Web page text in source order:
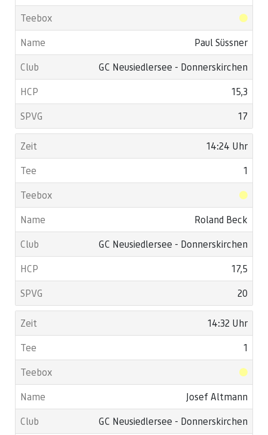
Paul Süssner
GC Neusiedlersee - Donnerskirchen
15,3
17
14:24 Uhr
1
Roland Beck
GC Neusiedlersee - Donnerskirchen
17,5
20
14:32 Uhr
1
Josef Altmann
GC Neusiedlersee - Donnerskirchen